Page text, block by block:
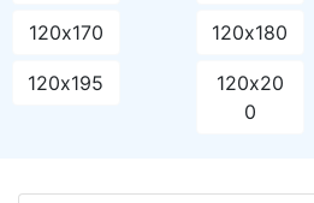
120х170 120х180
120х195
120х20
0